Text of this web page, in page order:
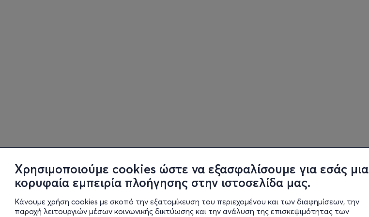
Χρησιμοποιούμε cookies ώστε να εξασφαλίσουμε για εσάς μια
κορυφαία εμπειρία πλοήγησης στην ιστοσελίδα μας.
Κάνουμε χρήση cookies με σκοπό την εξατομίκευση του περιεχομένου και των διαφημίσεων, την
παροχή λειτουργιών μέσων κοινωνικής δικτύωσης και την ανάλυση της επισκεψιμότητας των